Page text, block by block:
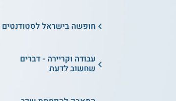
חופשה בישראל לסטודנטים
עבודה וקריירה - דברים
שחשוב לדעת